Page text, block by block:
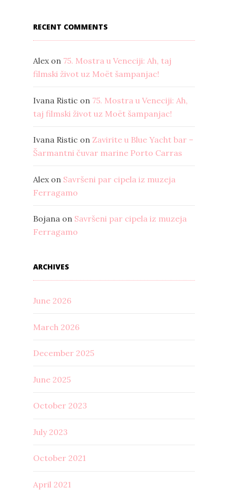
RECENT COMMENTS
Alex on 75. Mostra u Veneciji: Ah, taj
filmski život uz Moët šampanjac!
Ivana Ristic on 75. Mostra u Veneciji: Ah,
taj filmski život uz Moët šampanjac!
Ivana Ristic on Zavirite u Blue Yacht bar –
Šarmantni čuvar marine Porto Carras
Alex on Savršeni par cipela iz muzeja
Ferragamo
Bojana on Savršeni par cipela iz muzeja
Ferragamo
ARCHIVES
June 2026
March 2026
December 2025
June 2025
October 2023
July 2023
October 2021
April 2021